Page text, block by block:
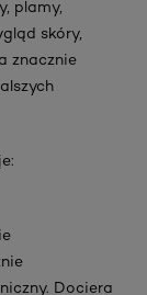
plamy,
skóry,
znacznie
Dociera